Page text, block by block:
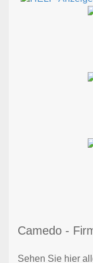
Camedo -
Sehen Sie hier